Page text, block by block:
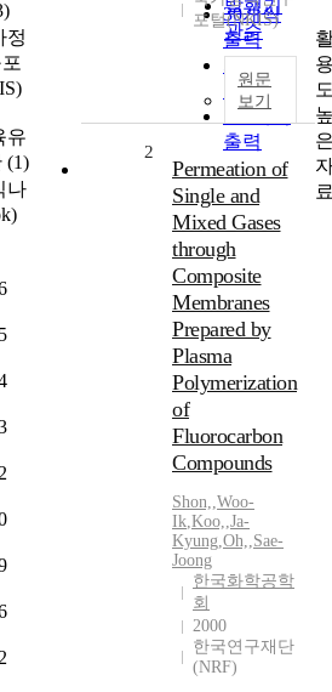
정
유
(1)
나
발행기
관순
30개씩
출력
출력
출력
포털(NKIS)
원문
보기
2
Permeation of
Single and
Mixed Gases
through
Composite
Membranes
Prepared by
Plasma
Polymerization
of
Fluorocarbon
Compounds
Shon,,Woo-
Ik,Koo,,Ja-
Kyung,Oh,,Sae-
Joong
한국화학공학
회
2000
한국연구재단
(NRF)